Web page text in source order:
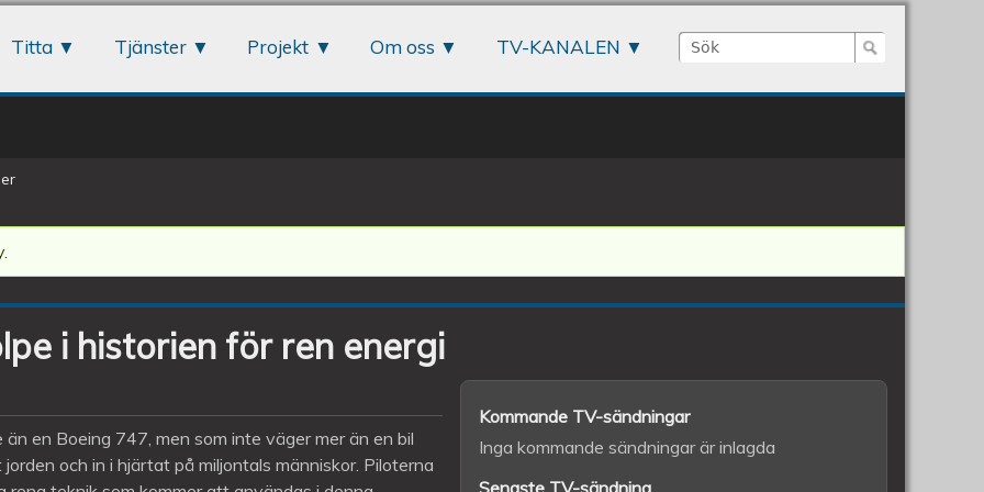
Sökformulär
Sök
Titta Tjänster Projekt Om oss TV-KANALEN
i historien för ren energi
en Boeing 747, men som inte väger mer än en bil
och in i hjärtat på miljontals människor. Piloterna
Kommande TV-sändningar
Inga kommande sändningar är inlagda